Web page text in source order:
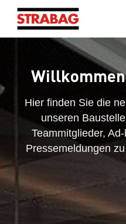
Hier finden Sie die
unseren
Teammitglieder,
Pressemeldungen